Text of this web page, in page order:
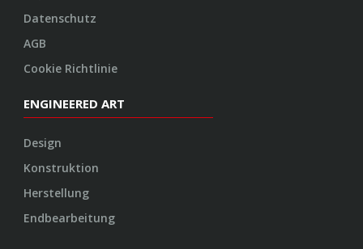
Datenschutz
AGB
Cookie Richtlinie
ENGINEERED ART
Design
Konstruktion
Herstellung
Endbearbeitung